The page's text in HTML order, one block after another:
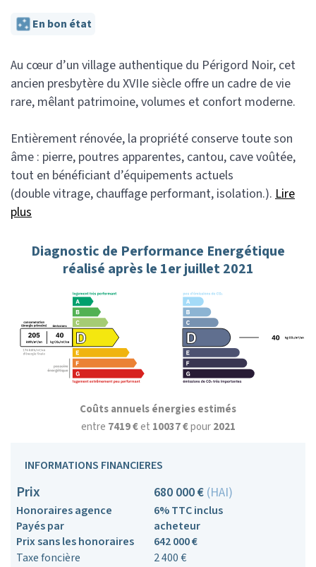
En bon état
Au cœur d’un village authentique du Périgord Noir, cet
ancien presbytère du XVIIe siècle offre un cadre de vie
rare, mêlant patrimoine, volumes et confort moderne.
Entièrement rénovée, la propriété conserve toute son
âme : pierre, poutres apparentes, cantou, cave voûtée,
tout en bénéficiant d’équipements actuels
(double vitrage, chauffage performant, isolation.). Lire
plus
Diagnostic de Performance Energétique
réalisé après le 1er juillet 2021
Coûts annuels énergies estimés
entre 7419 €et 10037 €pour2021
INFORMATIONS FINANCIERES
Prix 680 000 € (HAI)
Honoraires agence
6% TTC inclus
Payés par
acheteur
Prix sans les honoraires
642 000 €
Taxe foncière
2 400 €